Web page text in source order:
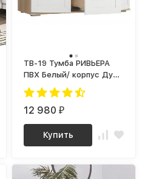
ТВ-19 Тумба РИВЬЕРА
ПВХ Белый/ корпус Дуб
Сонома
12 980₽
Купить